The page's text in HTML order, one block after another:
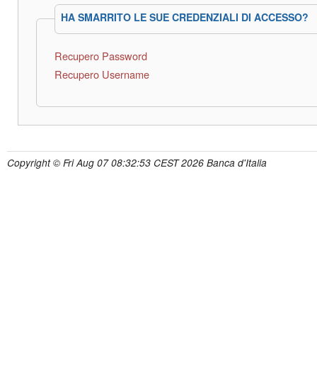
HA SMARRITO LE SUE CREDENZIALI DI ACCESSO?
Recupero Password
Recupero Username
Copyright © Fri Aug 07 08:32:53 CEST 2026 Banca d'Italia